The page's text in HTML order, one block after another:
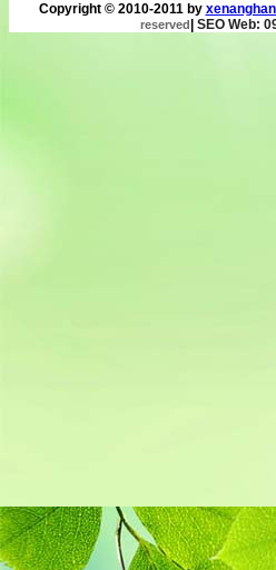
Copyright © 2010-2011 by
reserved SEO Web: